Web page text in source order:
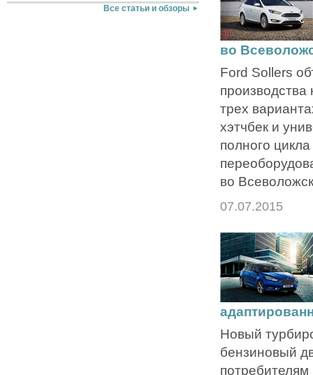
Все статьи и обзоры
во
Ford Sollers
производства
трех
хэтчбек и
полного
во
07.07.2015
Новый
бензиновый